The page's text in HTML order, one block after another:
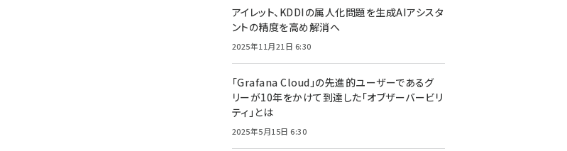
アイレット、KDDIの属人化問題を生成AIアシスタ
ントの精度を高め解消へ
2025年11月21日 6:30
「Grafana Cloud」の先進的ユーザーであるグ
リーが10年をかけて到達した「オブザーバービリ
ティ」とは
2025年5月15日 6:30